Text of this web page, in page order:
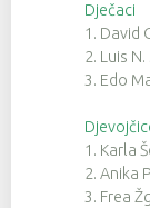
Dječaci
1. David
2. Luis N.
3. Edo
1. Karla
2. Anika
3. Frea